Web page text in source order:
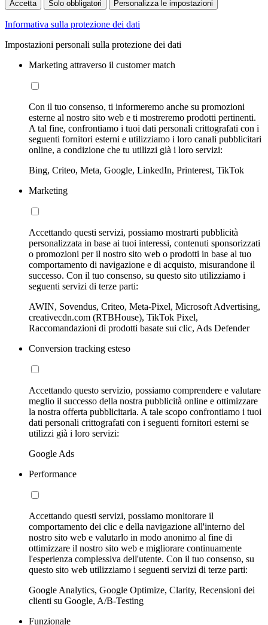
Accetta Solo obbligatori Personalizza le impostazioni
Informativa sulla protezione dei dati
Impostazioni personali sulla protezione dei dati
Marketing attraverso il customer match
Con il tuo consenso, ti informeremo anche su promozioni
esterne al nostro sito web e ti mostreremo prodotti pertinenti.
A tal fine, confrontiamo i tuoi dati personali crittografati con i
seguenti fornitori esterni e utilizziamo i loro canali pubblicitari
online, a condizione che tu utilizzi già i loro servizi:
Bing, Criteo, Meta, Google, LinkedIn, Printerest, TikTok
Marketing
Accettando questi servizi, possiamo mostrarti pubblicità
personalizzata in base ai tuoi interessi, contenuti sponsorizzati
o promozioni per il nostro sito web o prodotti in base al tuo
comportamento di navigazione e di acquisto, misurandone il
successo. Con il tuo consenso, su questo sito utilizziamo i
seguenti servizi di terze parti:
AWIN, Sovendus, Criteo, Meta-Pixel, Microsoft Advertising,
creativecdn.com (RTBHouse), TikTok Pixel,
Raccomandazioni di prodotti basate sui clic, Ads Defender
Conversion tracking esteso
Accettando questo servizio, possiamo comprendere e valutare
meglio il successo della nostra pubblicità online e ottimizzare
la nostra offerta pubblicitaria. A tale scopo confrontiamo i tuoi
dati personali crittografati con i seguenti fornitori esterni se
utilizzi già i loro servizi:
Google Ads
Performance
Accettando questi servizi, possiamo monitorare il
comportamento dei clic e della navigazione all'interno del
nostro sito web e valutarlo in modo anonimo al fine di
ottimizzare il nostro sito web e migliorare continuamente
l'esperienza complessiva dell'utente. Con il tuo consenso, su
questo sito web utilizziamo i seguenti servizi di terze parti:
Google Analytics, Google Optimize, Clarity, Recensioni dei
clienti su Google, A/B-Testing
Funzionale